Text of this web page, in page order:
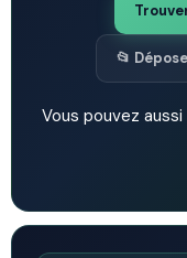
📂
Vous pouvez aussi